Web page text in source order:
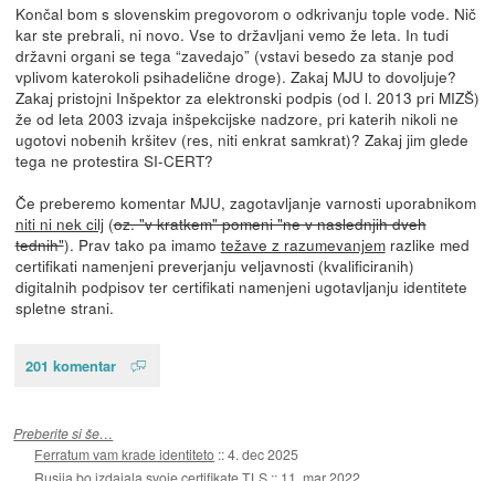
Končal bom s slovenskim pregovorom o odkrivanju tople vode. Nič
kar ste prebrali, ni novo. Vse to državljani vemo že leta. In tudi
državni organi se tega “zavedajo” (vstavi besedo za stanje pod
vplivom katerokoli psihadelične droge). Zakaj MJU to dovoljuje?
Zakaj pristojni Inšpektor za elektronski podpis (od l. 2013 pri MIZŠ)
že od leta 2003 izvaja inšpekcijske nadzore, pri katerih nikoli ne
ugotovi nobenih kršitev (res, niti enkrat samkrat)? Zakaj jim glede
tega ne protestira SI-CERT?
Če preberemo komentar MJU, zagotavljanje varnosti uporabnikom
niti ni nek cilj(oz. "v kratkem" pomeni "ne v naslednjih dveh
tednih"). Prav tako pa imamo težave z razumevanjemrazlike med
certifikati namenjeni preverjanju veljavnosti (kvalificiranih)
digitalnih podpisov ter certifikati namenjeni ugotavljanju identitete
spletne strani.
201 komentar
Preberite si še…
Ferratum vam krade identiteto ::4. dec 2025